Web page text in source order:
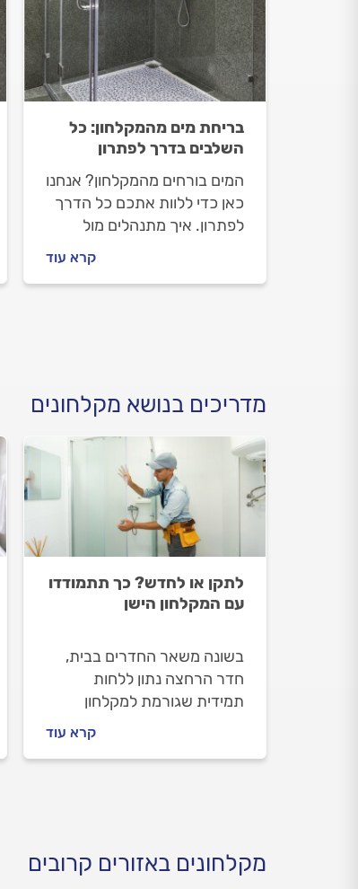
בריחת מים מהמקלחון: כל
השלבים בדרך לפתרון
המים בורחים מהמקלחון? אנחנו
כאן כדי ללוות אתכם כל הדרך
לפתרון. איך מתנהלים מול
קרא עוד
מדריכים בנושא מקלחונים
לתקן או לחדש? כך תתמודדו
עם המקלחון הישן
בשונה משאר החדרים בבית,
חדר הרחצה נתון ללחות
תמידית שגורמת למקלחון
ולאבנית. עם זאת, כדי להעניק
לחדר הרחצה ולמקלחון נראות
קרא עוד
מקלחונים באזורים קרובים